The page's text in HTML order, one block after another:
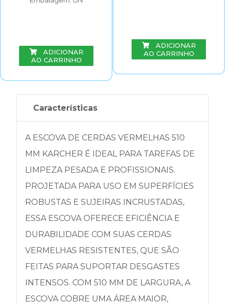
ADICIONAR
AO CARRINHO
ADICIONAR
AO CARRINHO
Características
A ESCOVA DE CERDAS VERMELHAS 510
MM KARCHER É IDEAL PARA TAREFAS DE
LIMPEZA PESADA E PROFISSIONAIS.
PROJETADA PARA USO EM SUPERFÍCIES
ROBUSTAS E SUJEIRAS INCRUSTADAS,
ESSA ESCOVA OFERECE EFICIÊNCIA E
DURABILIDADE COM SUAS CERDAS
VERMELHAS RESISTENTES, QUE SÃO
FEITAS PARA SUPORTAR DESGASTES
INTENSOS. COM 510 MM DE LARGURA, A
ESCOVA COBRE UMA ÁREA MAIOR,